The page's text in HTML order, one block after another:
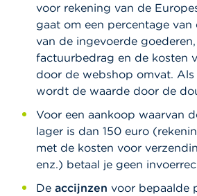
voor rekening van de
gaat om een percentage van
van de ingevoerde
factuurbedrag en de kosten
door de webshop omvat.
wordt de waarde door de
Voor een aankoop waarvan
lager is dan 150 euro
met de kosten voor
enz.) betaal je geen
De accijnzen voor bepaalde